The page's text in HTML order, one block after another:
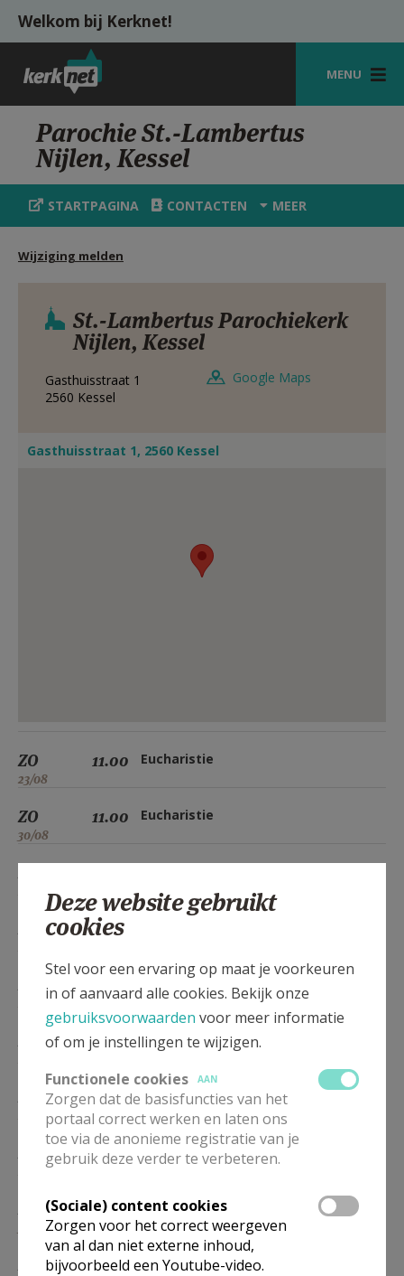
Overslaan en naar de inhoud gaan
Welkom bij Kerknet!
MENU
STARTPAGINA
KERK
VIERINGEN
HULP
MIJN PAROCHIE
AANMELDEN OF REGISTREREN
Parochie St.-Lambertus
Nijlen, Kessel
STARTPAGINA CONTACTEN MEER
Wijziging melden
St.-Lambertus Parochiekerk
Nijlen, Kessel
Gasthuisstraat 1
2560 Kessel
Google Maps
Gasthuisstraat 1, 2560 Kessel
ZO
23/08
11.00 Eucharistie
ZO
30/08
11.00 Eucharistie
27/09
11.00
Eucharistie
11.00 Eucharistie
11.00 Eucharistie
24/01
11.00 Eucharistie
11.00 Eucharistie
11.00 Eucharistie
Deze website gebruikt
cookies
Stel voor een ervaring op maat je voorkeuren
in of aanvaard alle cookies. Bekijk onze
gebruiksvoorwaarden voor meer informatie
of om je instellingen te wijzigen.
Functionele cookies
AAN
Zorgen dat de basisfuncties van het
portaal correct werken en laten ons
toe via de anonieme registratie van je
gebruik deze verder te verbeteren.
(Sociale) content cookies
Zorgen voor het correct weergeven
van al dan niet externe inhoud,
bijvoorbeeld een Youtube-video.